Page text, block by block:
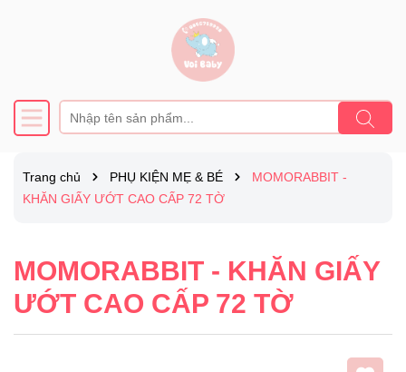
Trang chủ PHỤ KIỆN MẸ & BÉ
MOMORABBIT -
KHĂN GIẤY ƯỚT CAO CẤP 72 TỜ
MOMORABBIT - KHĂN GIẤY
ƯỚT CAO CẤP 72 TỜ